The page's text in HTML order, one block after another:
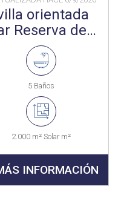
orientada
Reserva de
5 Baños
2.000 m² Solar m²
INFORMACIÓN